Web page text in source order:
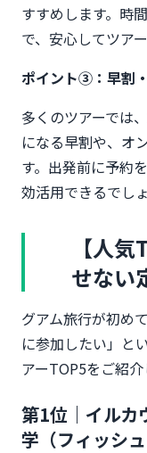
すすめします。時
で、安心してツア
ポイント③：早割
多くのツアーでは
になる早割や、オ
す。出発前に予約
効活用できるでしょ
【人
せない
グアム旅行が初め
に参加したい」と
アーTOP5をご紹介
第1位｜イルカ
学（フィッシュ